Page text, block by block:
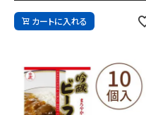
カートに入れる